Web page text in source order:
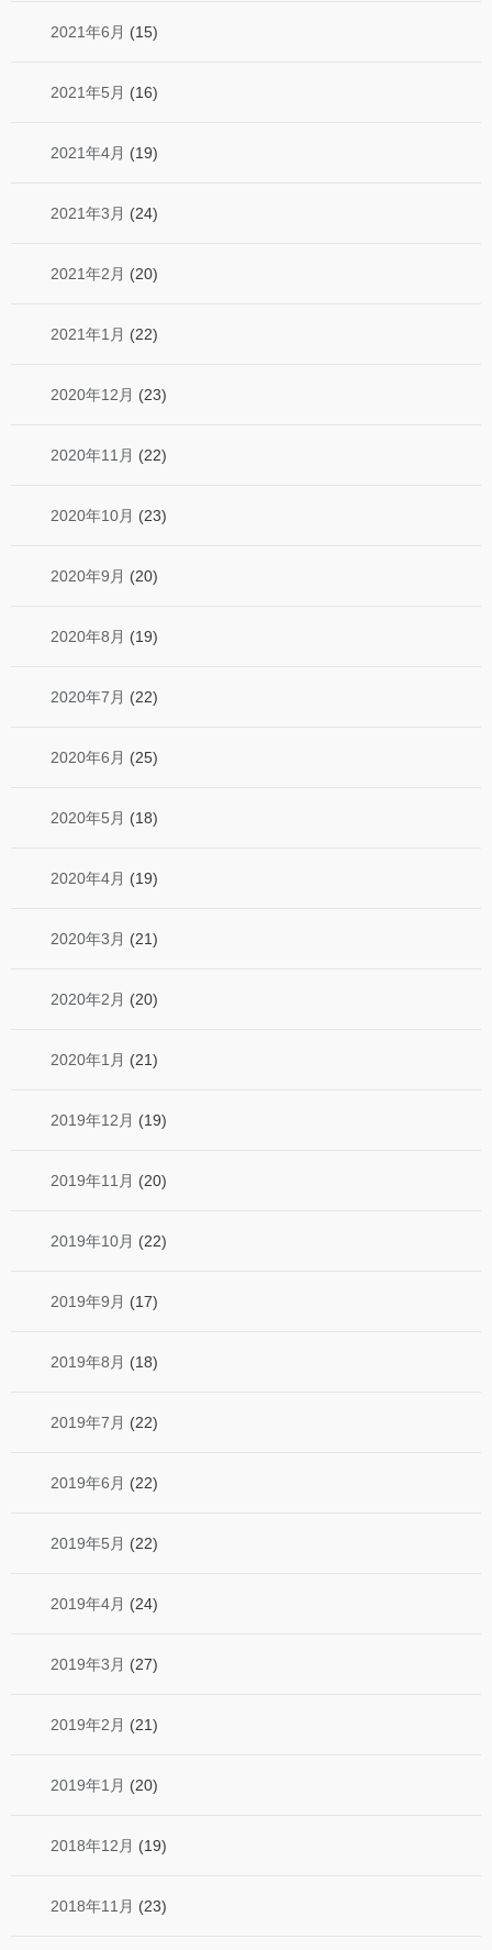
2021年6月 (15)
2021年5月 (16)
2021年4月 (19)
2021年3月 (24)
2021年2月 (20)
2021年1月 (22)
2020年12月 (23)
2020年11月 (22)
2020年10月 (23)
2020年9月 (20)
2020年8月 (19)
2020年7月 (22)
2020年6月 (25)
2020年5月 (18)
2020年4月 (19)
2020年3月 (21)
2020年2月 (20)
2020年1月 (21)
2019年12月 (19)
2019年11月 (20)
2019年10月 (22)
2019年9月 (17)
2019年8月 (18)
2019年7月 (22)
2019年6月 (22)
2019年5月 (22)
2019年4月 (24)
2019年3月 (27)
2019年2月 (21)
2019年1月 (20)
2018年12月 (19)
2018年11月 (23)